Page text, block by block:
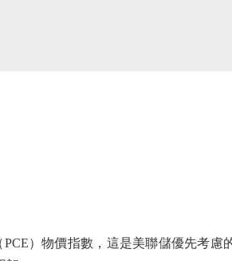
）物價指數，這是美聯儲優先考慮